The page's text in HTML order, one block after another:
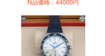
N品価格：44000円